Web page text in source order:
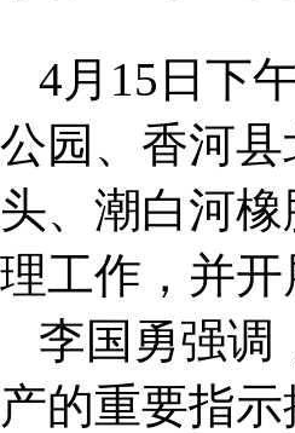
4月15日下
公园、香河
头、潮白河
理工作，并
李国勇强调
产的重要指